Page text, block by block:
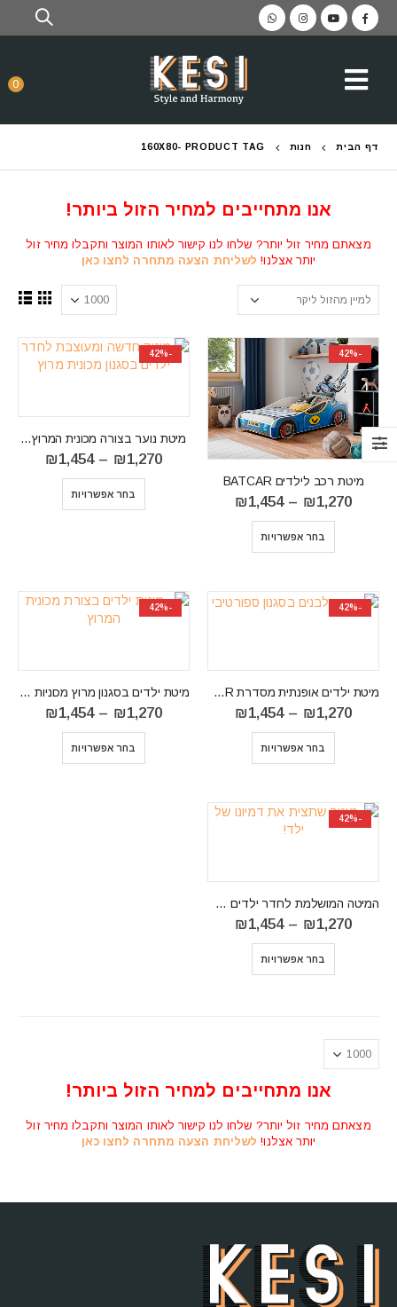
0
דף הבית חנות PRODUCT TAG -
160X80
אנו מתחייבים למחיר הזול ביותר!
מצאתם מחיר זול יותר? שלחו לנו קישור לאותו המוצר ותקבלו מחיר זול
יותר אצלנו! לשליחת הצעה מתחרה לחצו כאן
-42%
מיטת רכב לילדים BATCAR
₪1,270
–
₪1,454
בחר אפשרויות
-42%
‏ מיטת נוער בצורה מכונית המרוץ SPEED
₪1,270
–
₪1,454
בחר אפשרויות
-42%
מיטת ילדים ‏אופנתית מסדרת SPIDER
₪1,270
–
₪1,454
בחר אפשרויות
-42%
‏מיטת ילדים בסגנון מרוץ מכוניות RAINBOW
₪1,270
–
₪1,454
בחר אפשרויות
-42%
המיטה המושלמת לחדר ילדים BACCAR
₪1,270
–
₪1,454
בחר אפשרויות
אנו מתחייבים למחיר הזול ביותר!
מצאתם מחיר זול יותר? שלחו לנו קישור לאותו המוצר ותקבלו מחיר זול
יותר אצלנו! לשליחת הצעה מתחרה לחצו כאן